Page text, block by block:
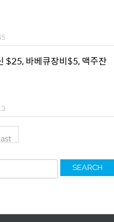
$25, 바베큐장비$5, 맥주잔
SEARCH